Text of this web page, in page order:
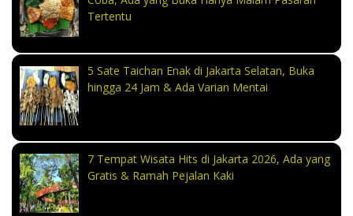
Tertentu
5 Sate Taichan Enak di Jakarta Selatan, Buka
hingga 24 Jam & Ada Varian Mentai
7 Tempat Wisata Hits di Jakarta 2026, Ada yang
Gratis & Ramah Pejalan Kaki